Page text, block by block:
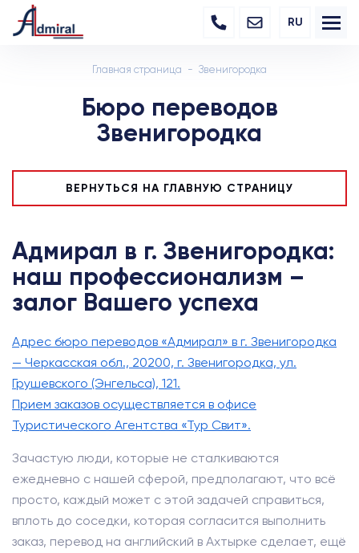
RU
Главная страница Звенигородка
Бюро переводов
Звенигородка
ВЕРНУТЬСЯ НА ГЛАВНУЮ СТРАНИЦУ
Адмирал в г. Звенигородка:
наш профессионализм –
залог Вашего успеха
Адрес бюро переводов «Адмирал» в г. Звенигородка
— Черкасская обл., 20200, г. Звенигородка, ул.
Грушевского (Энгельса), 121.
Прием заказов осуществляется в офисе
Туристического Агентства «Тур Свит».
Зачастую люди, которые не сталкиваются
ежедневно с нашей сферой, предполагают, что всё
просто, каждый может с этой задачей справиться,
вплоть до соседки, которая согласится выполнить
заказ, перевод на английский в Ахтырке сделает, ещё